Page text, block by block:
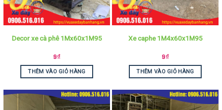
Decor xe cà phê 1Mx60x1M95
9₫
THÊM VÀO GIỎ HÀNG
Xe caphe 1M4x60x1M95
9₫
THÊM VÀO GIỎ HÀNG